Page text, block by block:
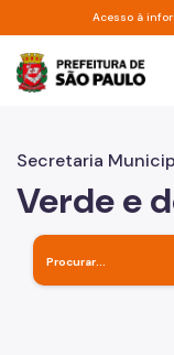
Pular para oAcesso à
Secretaria
Verde e